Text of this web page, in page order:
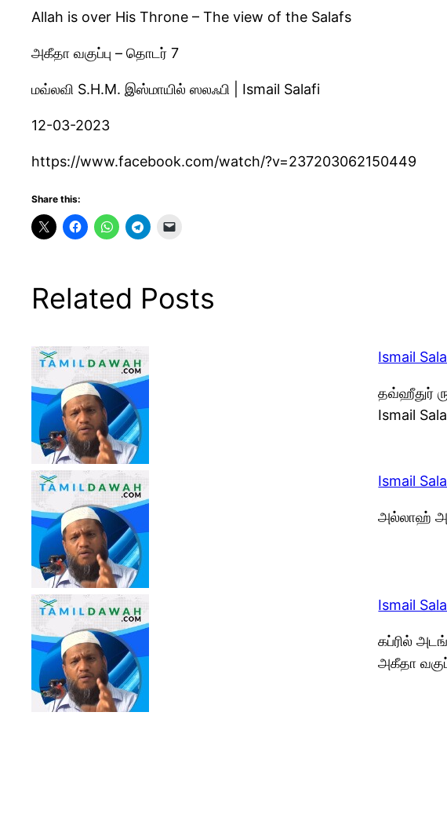
Allah is over His Throne – The view of the Salafs
அகீதா வகுப்பு – தொடர் 7
மவ்லவி S.H.M. இஸ்மாயில் ஸலஃபி | Ismail Salafi
12-03-2023
https://www.facebook.com/watch/?v=237203062150449
Share this:
Related Posts
Ismail
தவ்ஹீதுர்
Ismail
Ismail
அல்லாஹ்
Ismail
கப்ரில்
அகீதா